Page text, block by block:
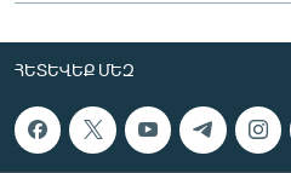
ՀԵՏԵՎԵՔ ՄԵԶ